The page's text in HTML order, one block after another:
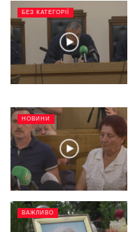
БЕЗ КАТЕГОРІЇ
НОВИНИ
ВАЖЛИВО